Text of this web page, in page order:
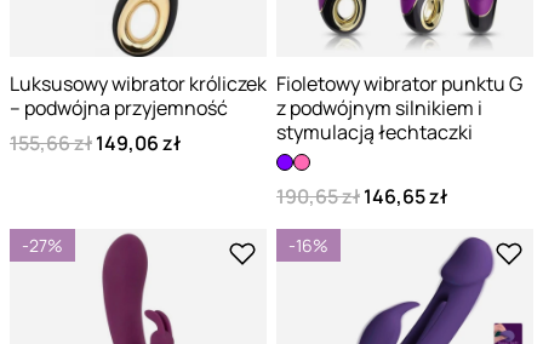
Luksusowy wibrator króliczek
– podwójna przyjemność
155,66 zł149,06 zł
Fioletowy wibrator punktu G
z podwójnym silnikiem i
stymulacją łechtaczki
190,65 zł146,65 zł
-27% -16%